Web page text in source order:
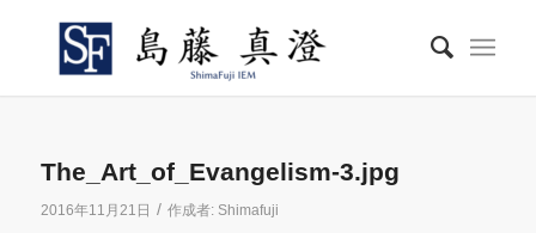
The_Art_of_Evangelism-3.jpg
2016年11月21日 / 作成者: Shimafuji